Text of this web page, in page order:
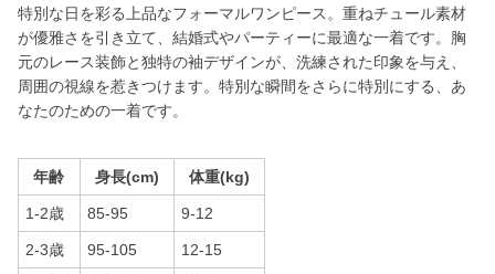
特別な日を彩る上品なフォーマルワンピース。重ねチュール素材
が優雅さを引き立て、結婚式やパーティーに最適な一着です。胸
元のレース装飾と独特の袖デザインが、洗練された印象を与え、
周囲の視線を惹きつけます。特別な瞬間をさらに特別にする、あ
なたのための一着です。
年齢 身長(cm) 体重(kg)
1-2歳 85-95 9-12
2-3歳 95-105 12-15